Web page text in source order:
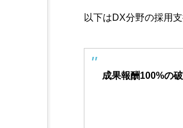
以下はDX分野の採用
成果報酬100%の